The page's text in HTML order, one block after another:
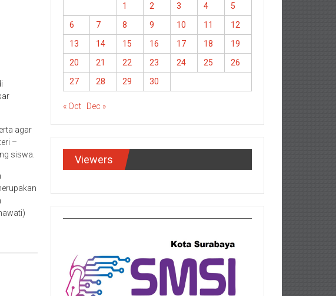
agar
–
siswa.
1
2 3 4
5
6
7 8 9 10 11
12
13
14 15 16 17 18
19
20
21 22 23 24 25
26
27
28 29 30
« Oct Dec »
Viewers